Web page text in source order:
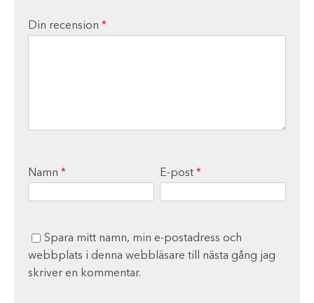
Din recension *
Namn * E-post *
Spara mitt namn, min e-postadress och
webbplats i denna webbläsare till nästa gång jag
skriver en kommentar.